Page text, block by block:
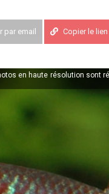
FINLANDE :
par email Copier le lien
en haute résolution sont